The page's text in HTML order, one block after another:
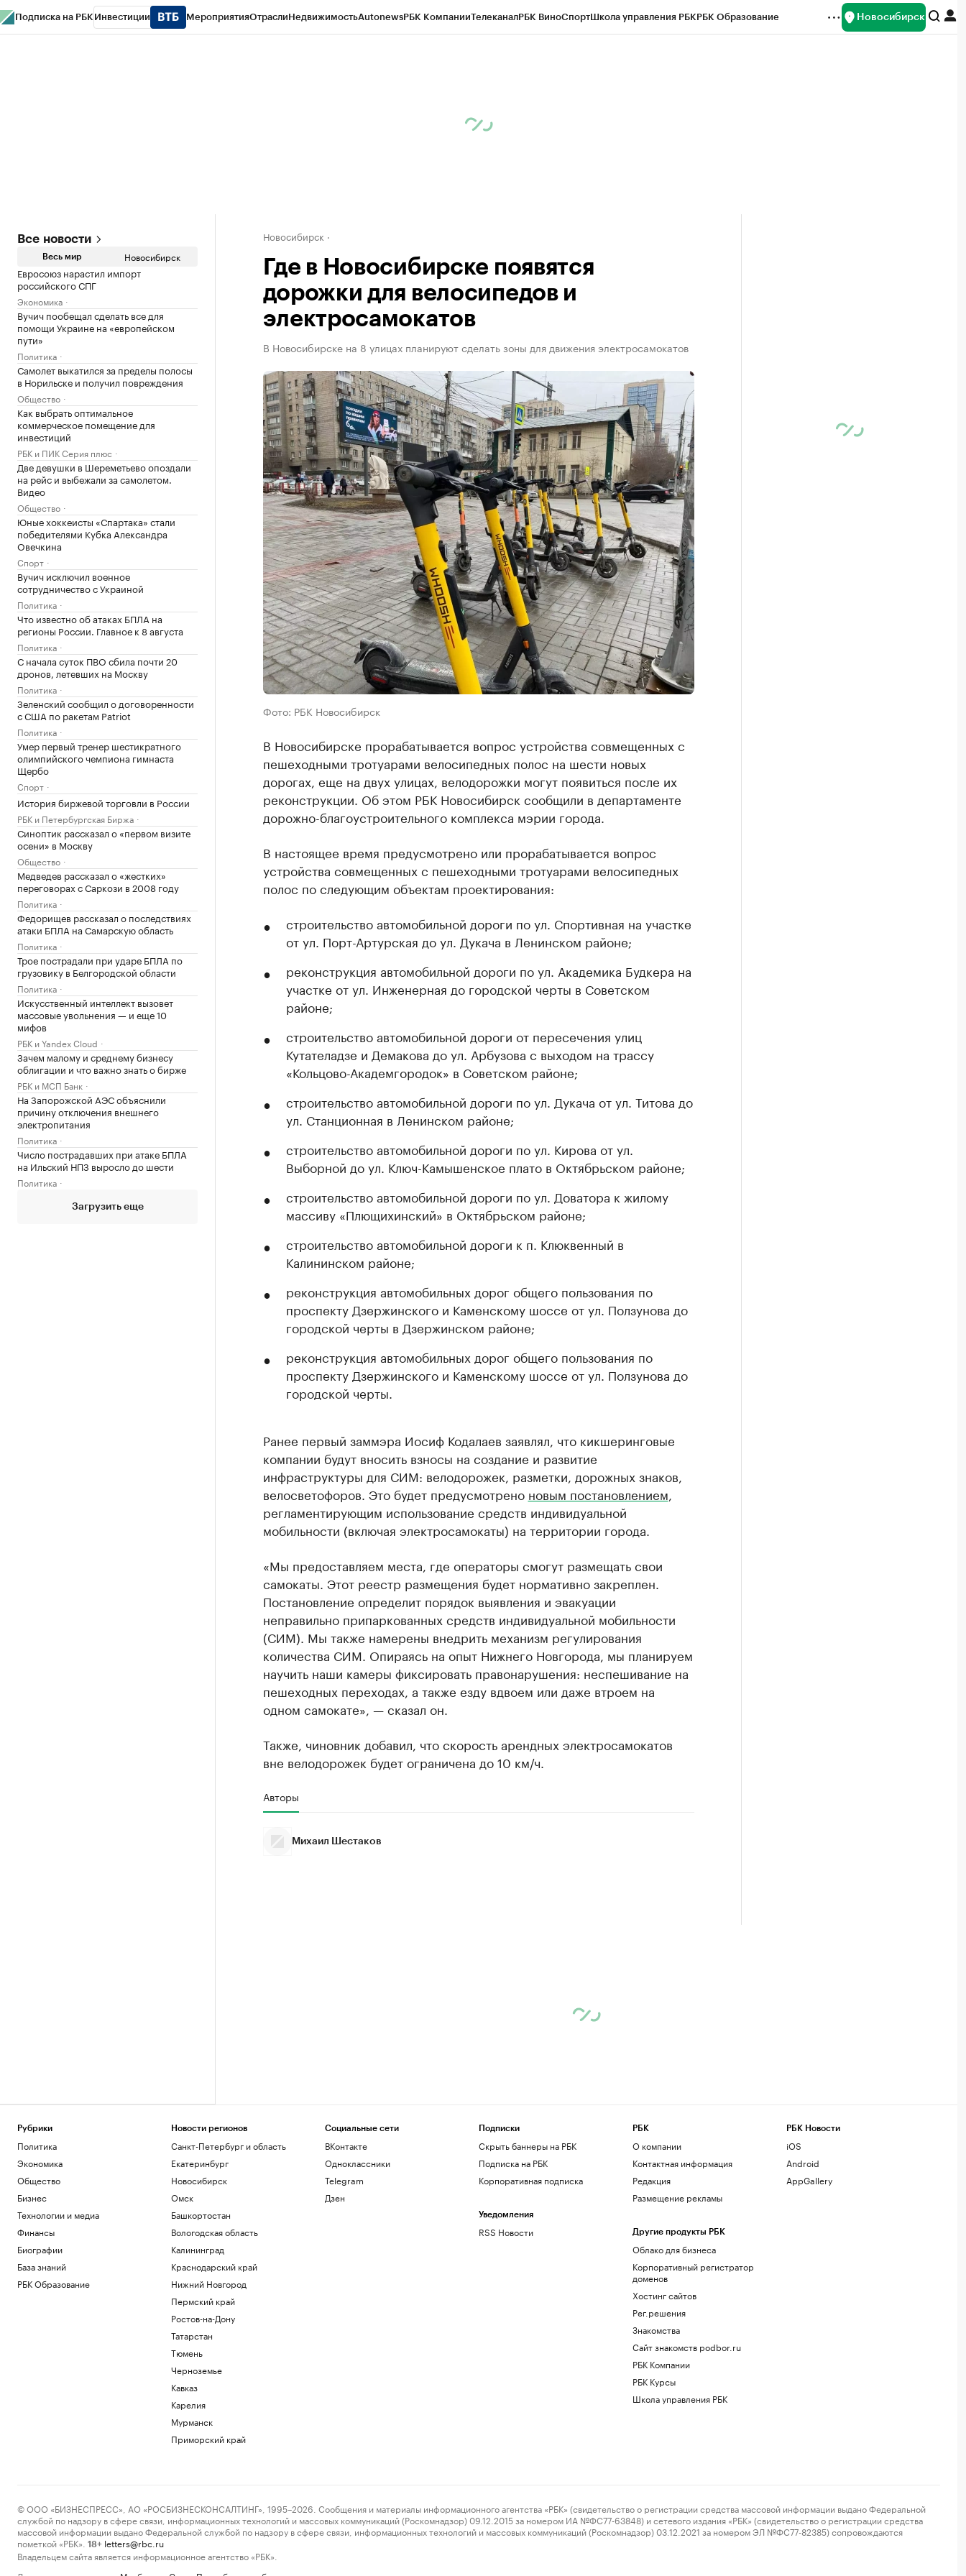
Подписка на РБК Инвестиции МероприятияОтраслиНедвижимостьAutonewsРБК КомпанииТелеканалРБК ВиноСпортШкола управления РБКРБК Образование Новосибирск
Все новости
Весь мир Новосибирск
Евросоюз нарастил импорт
российского СПГ
Экономика
Вучич пообещал сделать все для
помощи Украине на «европейском
пути»
Политика
Самолет выкатился за пределы полосы
в Норильске и получил повреждения
Общество
Как выбрать оптимальное
коммерческое помещение для
инвестиций
РБК и ПИК Серия плюс
Две девушки в Шереметьево опоздали
на рейс и выбежали за самолетом.
Видео
Общество
Юные хоккеисты «Спартака» стали
победителями Кубка Александра
Овечкина
Спорт
Вучич исключил военное
сотрудничество с Украиной
Политика
Что известно об атаках БПЛА на
регионы России. Главное к 8 августа
Политика
С начала суток ПВО сбила почти 20
дронов, летевших на Москву
Политика
Зеленский сообщил о договоренности
с США по ракетам Patriot
Политика
Умер первый тренер шестикратного
олимпийского чемпиона гимнаста
Щербо
Спорт
История биржевой торговли в России
РБК и Петербургская Биржа
Синоптик рассказал о «первом визите
осени» в Москву
Общество
Медведев рассказал о «жестких»
переговорах с Саркози в 2008 году
Политика
Федорищев рассказал о последствиях
атаки БПЛА на Самарскую область
Политика
Трое пострадали при ударе БПЛА по
грузовику в Белгородской области
Политика
Искусственный интеллект вызовет
массовые увольнения — и еще 10
мифов
РБК и Yandex Cloud
Зачем малому и среднему бизнесу
облигации и что важно знать о бирже
РБК и МСП Банк
На Запорожской АЭС объяснили
причину отключения внешнего
электропитания
Политика
Число пострадавших при атаке БПЛА
на Ильский НПЗ выросло до шести
Политика
Загрузить еще
Новосибирск
Где в Новосибирске появятся
дорожки для велосипедов и
электросамокатов
В Новосибирске на 8 улицах планируют сделать зоны для движения электросамокатов
Фото: РБК Новосибирск
В Новосибирске прорабатывается вопрос устройства совмещенных с
пешеходными тротуарами велосипедных полос на шести новых
дорогах, еще на двух улицах, велодорожки могут появиться после их
реконструкции. Об этом РБК Новосибирск сообщили в департаменте
дорожно-благоустроительного комплекса мэрии города.
В настоящее время предусмотрено или прорабатывается вопрос
устройства совмещенных с пешеходными тротуарами велосипедных
полос по следующим объектам проектирования:
строительство автомобильной дороги по ул. Спортивная на участке
от ул. Порт-Артурская до ул. Дукача в Ленинском районе;
реконструкция автомобильной дороги по ул. Академика Будкера на
участке от ул. Инженерная до городской черты в Советском
районе;
строительство автомобильной дороги от пересечения улиц
Кутателадзе и Демакова до ул. Арбузова с выходом на трассу
«Кольцово-Академгородок» в Советском районе;
строительство автомобильной дороги по ул. Дукача от ул. Титова до
ул. Станционная в Ленинском районе;
строительство автомобильной дороги по ул. Кирова от ул.
Выборной до ул. Ключ-Камышенское плато в Октябрьском районе;
строительство автомобильной дороги по ул. Доватора к жилому
массиву «Плющихинский» в Октябрьском районе;
строительство автомобильной дороги к п. Клюквенный в
Калининском районе;
реконструкция автомобильных дорог общего пользования по
проспекту Дзержинского и Каменскому шоссе от ул. Ползунова до
городской черты в Дзержинском районе;
реконструкция автомобильных дорог общего пользования по
проспекту Дзержинского и Каменскому шоссе от ул. Ползунова до
городской черты.
Ранее первый заммэра Иосиф Кодалаев заявлял, что кикшеринговые
компании будут вносить взносы на создание и развитие
инфраструктуры для СИМ: велодорожек, разметки, дорожных знаков,
велосветофоров. Это будет предусмотрено новым постановлением
регламентирующим использование средств индивидуальной
мобильности (включая электросамокаты) на территории города.
«Мы предоставляем места, где операторы смогут размещать свои
самокаты. Этот реестр размещения будет нормативно закреплен.
Постановление определит порядок выявления и эвакуации
неправильно припаркованных средств индивидуальной мобильности
(СИМ). Мы также намерены внедрить механизм регулирования
количества СИМ. Опираясь на опыт Нижнего Новгорода, мы планируем
научить наши камеры фиксировать правонарушения: неспешивание на
пешеходных переходах, а также езду вдвоем или даже втроем на
одном самокате», — сказал он.
Также, чиновник добавил, что скорость арендных электросамокатов
вне велодорожек будет ограничена до 10 км/ч.
Авторы
Михаил Шестаков
Рубрики
Политика
Экономика
Общество
Бизнес
Технологии и медиа
Финансы
Биографии
База знаний
РБК Образование
Новости регионов
Санкт-Петербург и область
Екатеринбург
Новосибирск
Омск
Башкортостан
Вологодская область
Калининград
Краснодарский край
Нижний Новгород
Пермский край
Ростов-на-Дону
Татарстан
Тюмень
Черноземье
Кавказ
Карелия
Мурманск
Приморский край
Социальные сети
ВКонтакте
Одноклассники
Telegram
Дзен
Подписки
Скрыть баннеры на РБК
Подписка на РБК
Корпоративная подписка
Уведомления
RSS Новости
РБК
О компании
Контактная информация
Редакция
Размещение рекламы
Другие продукты РБК
Облако для бизнеса
Корпоративный регистратор
доменов
Хостинг сайтов
Рег.решения
Знакомства
Сайт знакомств podbor.ru
РБК Компании
РБК Курсы
Школа управления РБК
РБК Новости
iOS
Android
AppGallery
© ООО «БИЗНЕСПРЕСС», АО «РОСБИЗНЕСКОНСАЛТИНГ», 1995–2026. Сообщения и материалы информационного агентства «РБК» (свидетельство о регистрации средства массовой информации выдано Федеральной
службой по надзору в сфере связи, информационных технологий и массовых коммуникаций (Роскомнадзор) 09.12.2015 за номером ИА №ФС77-63848) и сетевого издания «РБК» (свидетельство о регистрации средства
массовой информации выдано Федеральной службой по надзору в сфере связи, информационных технологий и массовых коммуникаций (Роскомнадзор) 03.12.2021 за номером ЭЛ №ФС77-82385) сопровождаются
пометкой «РБК».
18+ letters@rbc.ru
Владельцем сайта является информационное агентство «РБК».